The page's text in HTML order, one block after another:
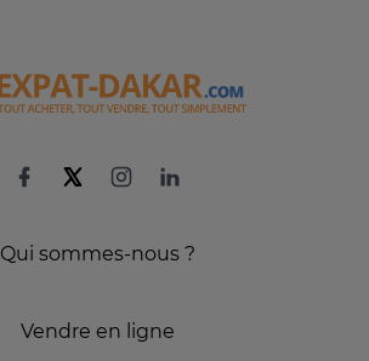
Qui sommes-nous ?
Vendre en ligne